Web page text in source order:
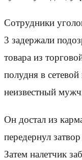
Сотрудники
3 задержали
товара из
полудня в
неизвестный
Он достал из
передернул
Затем налетчик